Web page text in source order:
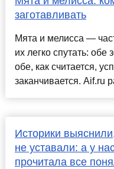
заготавливать
Мята и мелисса —
их легко спутать: обе
обе, как считается,
заканчивается. Aif.ru
Историки
не уставали: а у
прочитала все